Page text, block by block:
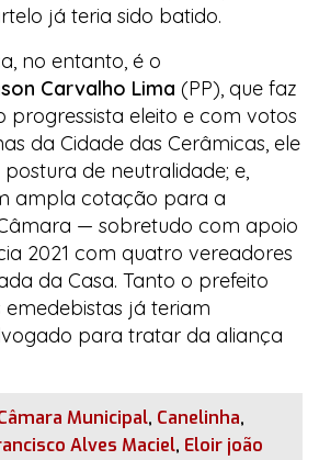
já teria sido batido.
no entanto, é o
Carvalho Lima (PP), que faz
progressista eleito e com votos
da Cidade das Cerâmicas, ele
de neutralidade; e,
ampla cotação para a
— sobretudo com apoio
2021 com quatro vereadores
da Casa. Tanto o prefeito
emedebistas já teriam
para tratar da aliança
Municipal, Canelinha,
Alves Maciel, Eloir joão